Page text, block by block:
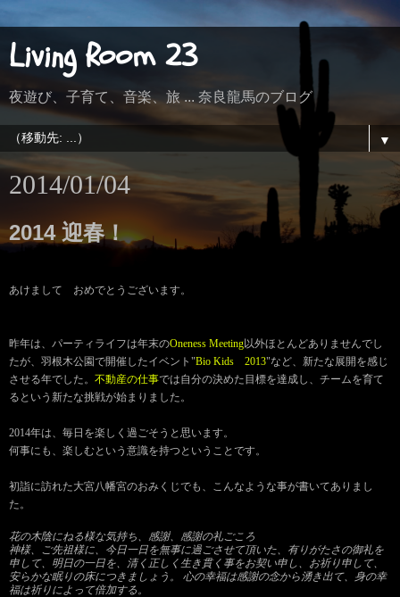
Living Room 23
夜遊び、子育て、音楽、旅 ... 奈良龍馬のブログ
▼
2014/01/04
2014 迎春！
あけまして おめでとうございます。
昨年は、パーティライフは年末のOneness Meeting以外ほとんどありませんでし
たが、 羽根木公園で開催したイベント"Bio Kids 2013"など、新たな展開を感じ
させる年でした。 不動産の仕事では自分の決めた目標を達成し、 チームを育て
るという新たな挑戦が始まりました。
2014年は、毎日を楽しく過ごそうと思います。
何事にも、楽しむという意識を持つということです。
初詣に訪れた大宮八幡宮のおみくじでも、こんなような事が書いてありまし
た。
花の木陰にねる様な気持ち、感謝、感謝の礼ごころ
神様、ご先祖様に、今日一日を無事に過ごさせて頂いた、有りがたさの御礼を
申して、明日の一日を、清く正しく生き貫く事をお契い申し、お祈り申して、
安らかな眠りの床につきましょう。 心の幸福は感謝の念から湧き出て、身の幸
福は祈りによって倍加する。